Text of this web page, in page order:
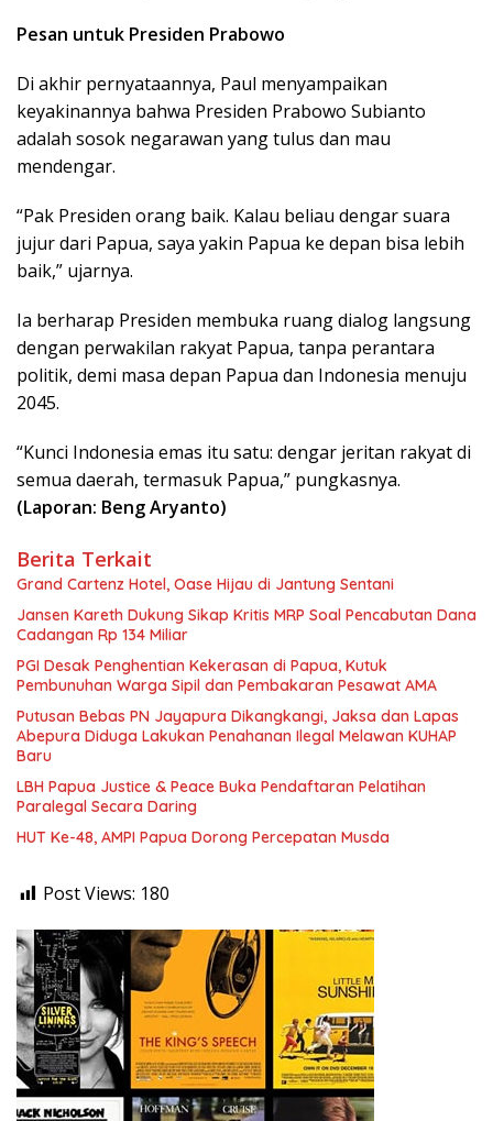
Pesan untuk Presiden Prabowo
Di akhir pernyataannya, Paul menyampaikan
keyakinannya bahwa Presiden Prabowo Subianto
adalah sosok negarawan yang tulus dan mau
mendengar.
“Pak Presiden orang baik. Kalau beliau dengar suara
jujur dari Papua, saya yakin Papua ke depan bisa lebih
baik,” ujarnya.
Ia berharap Presiden membuka ruang dialog langsung
dengan perwakilan rakyat Papua, tanpa perantara
politik, demi masa depan Papua dan Indonesia menuju
2045.
“Kunci Indonesia emas itu satu: dengar jeritan rakyat di
semua daerah, termasuk Papua,” pungkasnya.
(Laporan: Beng Aryanto)
Berita Terkait
Grand Cartenz Hotel, Oase Hijau di Jantung Sentani
Jansen Kareth Dukung Sikap Kritis MRP Soal Pencabutan Dana
Cadangan Rp 134 Miliar
PGI Desak Penghentian Kekerasan di Papua, Kutuk
Pembunuhan Warga Sipil dan Pembakaran Pesawat AMA
Putusan Bebas PN Jayapura Dikangkangi, Jaksa dan Lapas
Abepura Diduga Lakukan Penahanan Ilegal Melawan KUHAP
Baru
LBH Papua Justice & Peace Buka Pendaftaran Pelatihan
Paralegal Secara Daring
HUT Ke-48, AMPI Papua Dorong Percepatan Musda
Post Views: 180